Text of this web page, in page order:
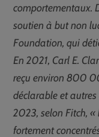
comportementaux.
soutien à but non
Foundation, qui
En 2021, Carl E.
reçu environ 800
déclarable et
2023, selon Fitch, «
fortement